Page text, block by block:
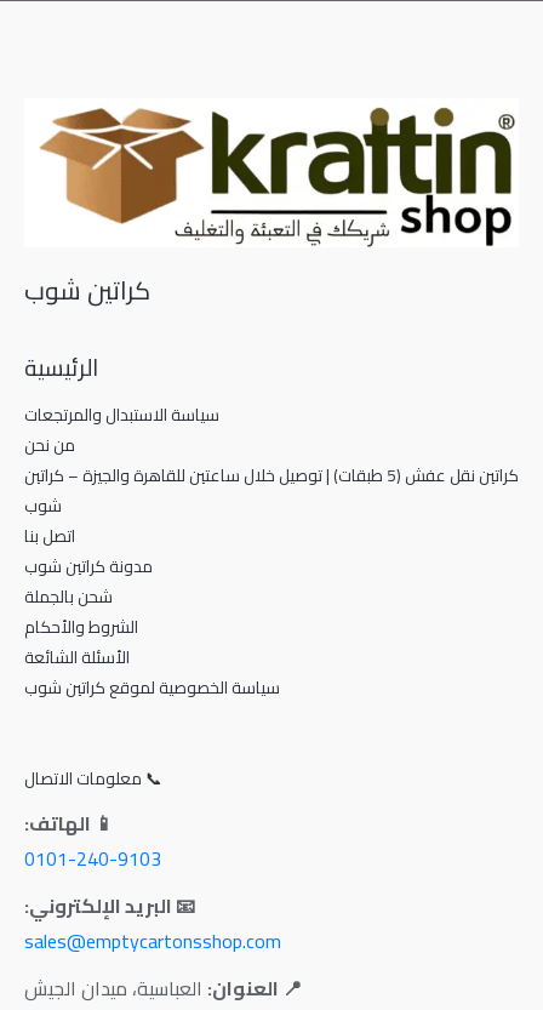
كراتين شوب
الرئيسية
سياسة الاستبدال والمرتجعات
من نحن
كراتين نقل عفش (5 طبقات) | توصيل خلال ساعتين للقاهرة والجيزة – كراتين
شوب
اتصل بنا
مدونة كراتين شوب
شحن بالجملة
الشروط والأحكام
الأسئلة الشائعة
سياسة الخصوصية لموقع كراتين شوب
📞 معلومات الاتصال
📱 الهاتف:
0101-240-9103
📧 البريد الإلكتروني:
sales@emptycartonsshop.com
📍 العنوان: العباسية، ميدان الجيش